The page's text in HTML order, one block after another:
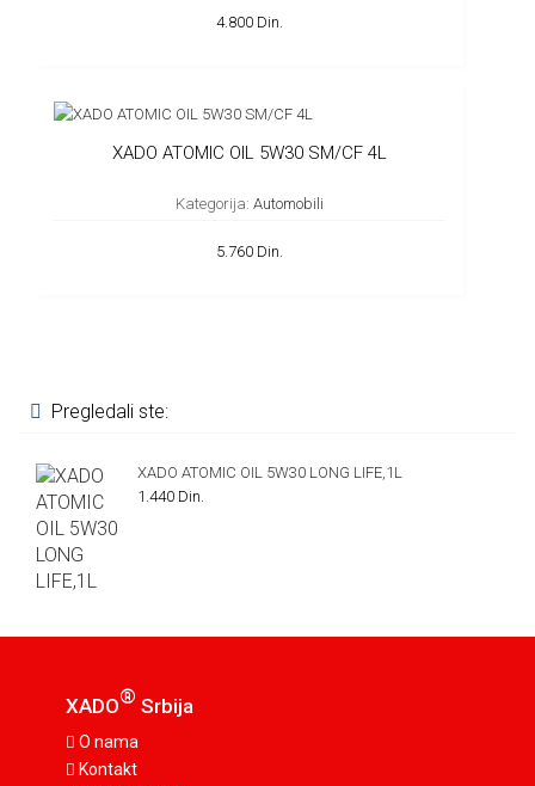
4.800 Din.
XADO ATOMIC OIL 5W30 SM/CF 4L
Kategorija: Automobili
5.760 Din.
Pregledali ste:
XADO ATOMIC OIL 5W30 LONG LIFE,1L
1.440 Din.
XADO® Srbija
O nama
Kontakt